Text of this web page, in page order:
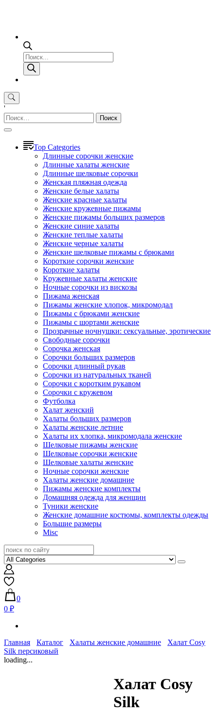
Поиск
товаров
'
Найти:
Top Categories
Длинные сорочки женские
Длинные халаты женские
Длинные шелковые сорочки
Женская пляжная одежда
Женские белые халаты
Женские красные халаты
Женские кружевные пижамы
Женские пижамы больших размеров
Женские синие халаты
Женские теплые халаты
Женские черные халаты
Женские шелковые пижамы с брюками
Короткие сорочки женские
Короткие халаты
Кружевные халаты женские
Ночные сорочки из вискозы
Пижама женская
Пижамы женские хлопок, микромодал
Пижамы с брюками женские
Пижамы с шортами женские
Прозрачные ночнушки: сексуальные, эротические
Свободные сорочки
Сорочка женская
Сорочки больших размеров
Сорочки длинный рукав
Сорочки из натуральных тканей
Сорочки с коротким рукавом
Сорочки с кружевом
Футболка
Халат женский
Халаты больших размеров
Халаты женские летние
Халаты их хлопка, микромодала женские
Шелковые пижамы женские
Шелковые сорочки женские
Шелковые халаты женские
Ночные сорочки женские
Халаты женские домашние
Пижамы женские комплекты
Домашняя одежда для женщин
Туники женские
Женские домашние костюмы, комплекты одежды
Большие размеры
Misc
0
0 ₽
Главная Каталог Халаты женские домашние
Халат Cosy
Silk персиковый
loading...
Халат Cosy
Silk